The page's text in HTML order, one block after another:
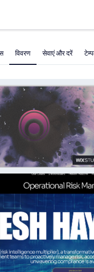
विवरण सेवाएं और दरें